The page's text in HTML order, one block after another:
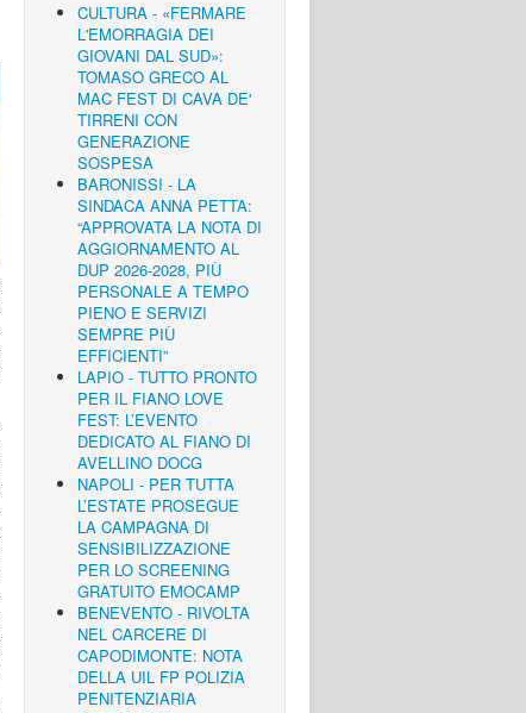
CULTURA - «FERMARE
L'EMORRAGIA DEI
GIOVANI DAL SUD»:
TOMASO GRECO AL
MAC FEST DI CAVA DE'
TIRRENI CON
GENERAZIONE
SOSPESA
BARONISSI - LA
SINDACA ANNA PETTA:
“APPROVATA LA NOTA DI
AGGIORNAMENTO AL
DUP 2026-2028, PIÙ
PERSONALE A TEMPO
PIENO E SERVIZI
SEMPRE PIÙ
EFFICIENTI”
LAPIO - TUTTO PRONTO
PER IL FIANO LOVE
FEST: L’EVENTO
DEDICATO AL FIANO DI
AVELLINO DOCG
NAPOLI - PER TUTTA
L’ESTATE PROSEGUE
LA CAMPAGNA DI
SENSIBILIZZAZIONE
PER LO SCREENING
GRATUITO EMOCAMP
BENEVENTO - RIVOLTA
NEL CARCERE DI
CAPODIMONTE: NOTA
DELLA UIL FP POLIZIA
PENITENZIARIA